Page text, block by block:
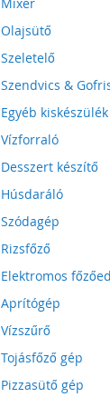
Olajsütő
Szeletelő
Szendvics &
Egyéb kiskészülék
Vízforraló
Desszert készítő
Húsdaráló
Szódagép
Rizsfőző
Elektromos
Aprítógép
Vízszűrő
Tojásfőző gép
Pizzasütő gép